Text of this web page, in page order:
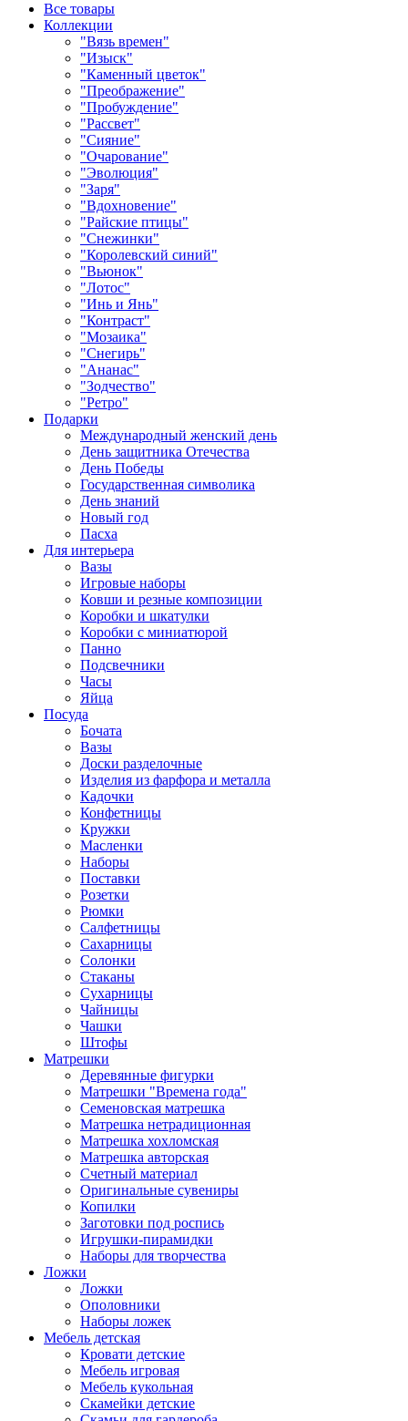
Все товары
Коллекции
"Вязь времен"
"Изыск"
"Каменный цветок"
"Преображение"
"Пробуждение"
"Рассвет"
"Сияние"
"Очарование"
"Эволюция"
"Заря"
"Вдохновение"
"Райские птицы"
"Снежинки"
"Королевский синий"
"Вьюнок"
"Лотос"
"Инь и Янь"
"Контраст"
"Мозаика"
"Снегирь"
"Ананас"
"Зодчество"
"Ретро"
Подарки
Международный женский день
День защитника Отечества
День Победы
Государственная символика
День знаний
Новый год
Пасха
Для интерьера
Вазы
Игровые наборы
Ковши и резные композиции
Коробки и шкатулки
Коробки с миниатюрой
Панно
Подсвечники
Часы
Яйца
Посуда
Бочата
Вазы
Доски разделочные
Изделия из фарфора и металла
Кадочки
Конфетницы
Кружки
Масленки
Наборы
Поставки
Розетки
Рюмки
Салфетницы
Сахарницы
Солонки
Стаканы
Сухарницы
Чайницы
Чашки
Штофы
Матрешки
Деревянные фигурки
Матрешки "Времена года"
Семеновская матрешка
Матрешка нетрадиционная
Матрешка хохломская
Матрешка авторская
Счетный материал
Оригинальные сувениры
Копилки
Заготовки под роспись
Игрушки-пирамидки
Наборы для творчества
Ложки
Ложки
Ополовники
Наборы ложек
Мебель детская
Кровати детские
Мебель игровая
Мебель кукольная
Скамейки детские